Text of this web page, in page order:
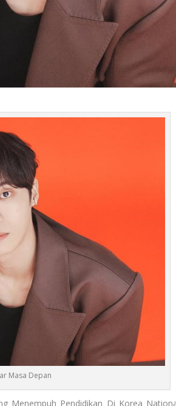
Masa Depan
Menempuh Pendidikan Di Korea